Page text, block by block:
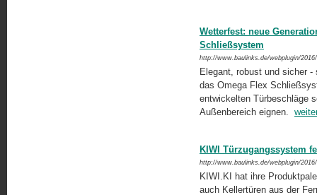
Wetterfest: neue
Schließsystem
http://www.baulinks.de/webplugin/
Elegant, robust und sicher
das Omega Flex
entwickelten Türbeschläge
Außenbereich eignen.
KIWI Türzugangssystem
http://www.baulinks.de/webplugin/
KIWI.KI hat ihre
auch Kellertüren aus der